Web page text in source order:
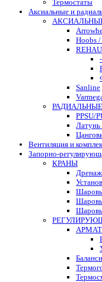
Термостаты
Аксиальные и
Hoobs
REHAU
Sanline
PPSU/
Вентиляция и
Запорно-
КРАНЫ